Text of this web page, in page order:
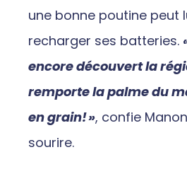
une bonne poutine peut
recharger ses batteries.
encore découvert la r
remporte la palme du
en grain!», confie
sourire.